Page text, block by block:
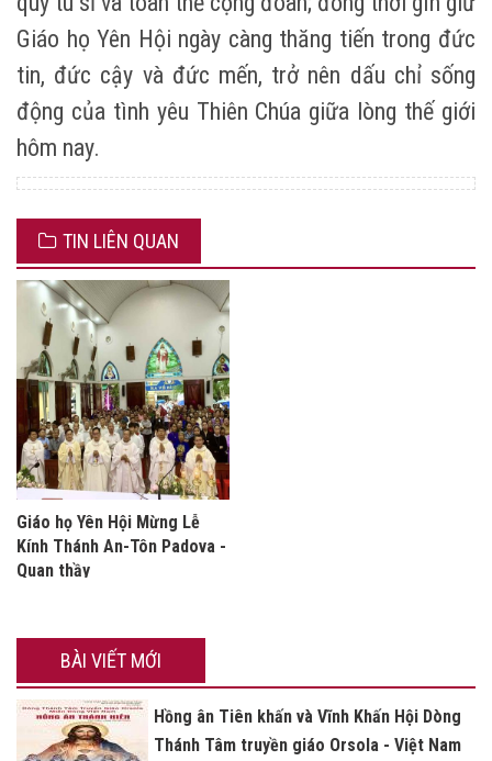
Giáo họ Yên Hội ngày càng thăng tiến trong đức
tin, đức cậy và đức mến, trở nên dấu chỉ sống
động của tình yêu Thiên Chúa giữa lòng thế giới
hôm nay.
TIN LIÊN QUAN
Giáo họ Yên Hội Mừng Lễ
Kính Thánh An-Tôn Padova -
Quan thầy
BÀI VIẾT MỚI
Hồng ân Tiên khấn và Vĩnh Khấn Hội Dòng
Thánh Tâm truyền giáo Orsola - Việt Nam